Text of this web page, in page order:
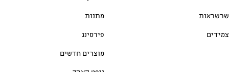
שרשראות
צמידים
מתנות
פירסינג
מוצרים חדשים